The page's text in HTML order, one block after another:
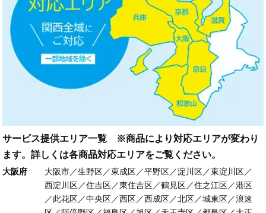
サービス提供エリア一覧 ※商品により対応エリアが変わり
ます。詳しくは各商品対応エリアをご覧ください。
大阪府
大阪市／生野区／東成区／平野区／淀川区／東淀川区／
西淀川区／住吉区／東住吉区／鶴見区／住之江区／港区
／此花区／中央区／西区／西成区／北区／城東区／浪速